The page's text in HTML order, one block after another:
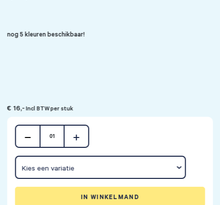
nog 5 kleuren beschikbaar!
€ 16,-Incl BTW per stuk
01
IN WINKELMAND